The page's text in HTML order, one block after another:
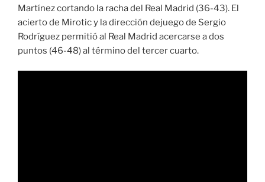
Martínez cortando la racha del Real Madrid (36-43). El
acierto de Mirotic y la dirección dejuego de Sergio
Rodríguez permitió al Real Madrid acercarse a dos
puntos (46-48) al término del tercer cuarto.